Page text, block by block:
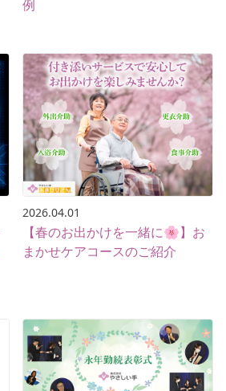
例
2026.04.01
【春のお出かけを一緒に🌸】お
まかせケアコースのご紹介